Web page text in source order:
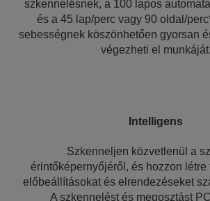
szkennelésnek, a 100 lapos
és a 45 lap/perc vagy 90 oldal/
sebességnek köszönhetően gyorsan
végezheti el munkáját.
Intelligens
Szkenneljen közvetlenül a
érintőképernyőjéről, és hozzon létre
előbeállításokat és elrendezéseket
A szkennelést és megosztást